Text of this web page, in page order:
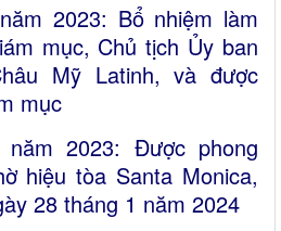
2023: Bổ nhiệm làm
mục, Chủ tịch Ủy ban
Mỹ Latinh, và được
mục
2023: Được phong
hiệu tòa Santa Monica,
28 tháng 1 năm 2024